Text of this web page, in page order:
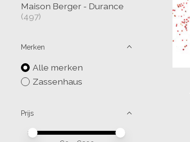
Maison Berger - Durance
(497)
Merken
Alle merken
Zassenhaus
Prijs
Minimale prijswaarde
Price maximum value